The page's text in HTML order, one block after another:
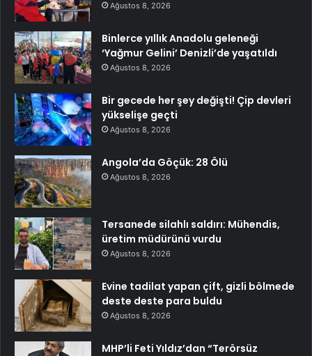
Ağustos 8, 2026
Binlerce yıllık Anadolu geleneği
‘Yağmur Gelini’ Denizli’de yaşatıldı
Ağustos 8, 2026
Bir gecede her şey değişti! Çip devleri
yükselişe geçti
Ağustos 8, 2026
Angola’da Göçük: 28 Ölü
Ağustos 8, 2026
Tersanede silahlı saldırı: Mühendis,
üretim müdürünü vurdu
Ağustos 8, 2026
Evine tadilat yapan çift, gizli bölmede
deste deste para buldu
Ağustos 8, 2026
MHP’li Feti Yıldız’dan “Terörsüz